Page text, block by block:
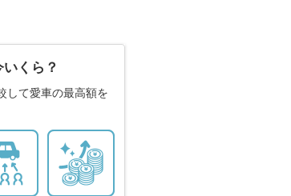
くら？
して愛車の最高額を